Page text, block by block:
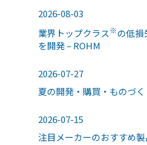
2026-08-03
業界トップクラス※の低損
を開発 – ROHM
2026-07-27
夏の開発・購買・ものづ
2026-07-15
注目メーカーのおすすめ製